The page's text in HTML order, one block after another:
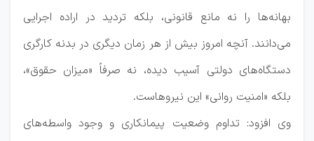
بهانه‌ها را نه مانع قانونی، بلکه تردید در اراده اجرایی
می‌دانند. آنچه امروز بیش از هر زمان دیگری در بدنه کارگری
دستگاه‌های دولتی آسیب دیده، نه صرفاً «میزان حقوق»،
بلکه «امنیت روانی» این نیروهاست.
وی افزود: تداوم وضعیت پیمانکاری و وجود واسطه‌های